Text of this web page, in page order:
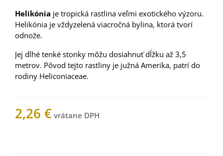
Helikónia je tropická rastlina veľmi exotického výzoru.
Helikónia je vždyzelená viacročná bylina, ktorá tvorí
odnože.
Jej dlhé tenké stonky môžu dosiahnuť dĺžku až 3,5
metrov. Pôvod tejto rastliny je južná Amerika, patrí do
rodiny Heliconiaceae.
2,26 €